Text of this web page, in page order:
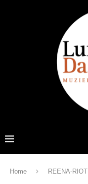
Home REENA-RIOT